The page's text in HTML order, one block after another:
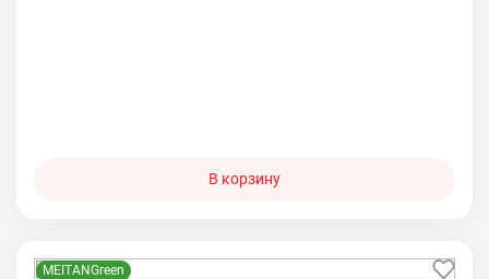
В корзину
MEITANGreen